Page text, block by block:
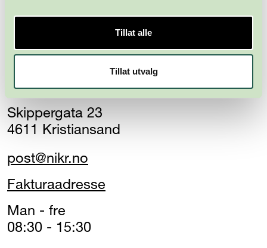
Tillat alle
Tillat utvalg
Næringsforeningen i
Kristiansandsregionen
Skippergata 23
4611 Kristiansand
post@nikr.no
Fakturaadresse
Man - fre
08:30 - 15:30